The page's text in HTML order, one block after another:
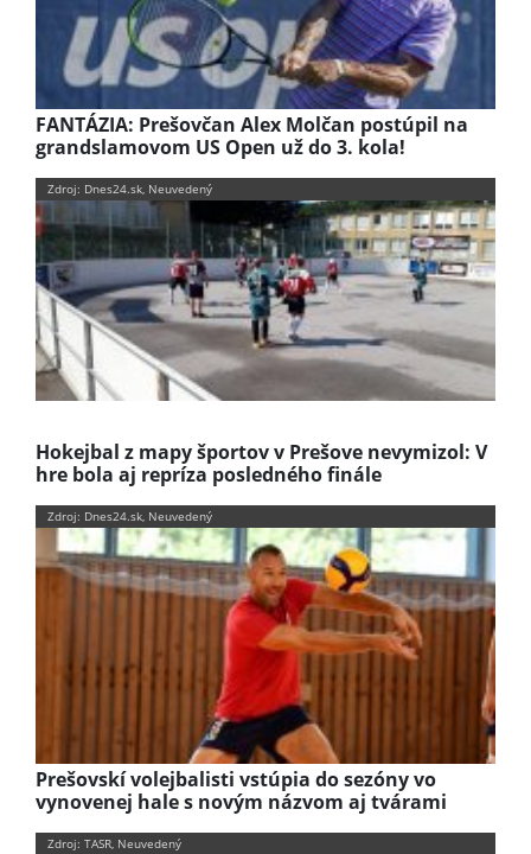
FANTÁZIA: Prešovčan Alex Molčan postúpil na
grandslamovom US Open už do 3. kola!
Zdroj: Dnes24.sk, Neuvedený
Hokejbal z mapy športov v Prešove nevymizol: V
hre bola aj repríza posledného finále
Zdroj: Dnes24.sk, Neuvedený
Prešovskí volejbalisti vstúpia do sezóny vo
vynovenej hale s novým názvom aj tvárami
Zdroj: TASR, Neuvedený